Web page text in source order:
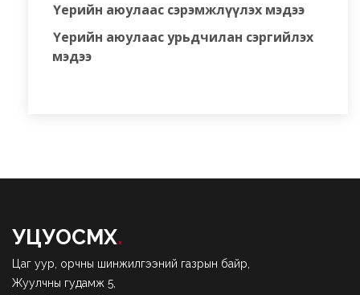
Үерийн аюулаас сэрэмжлүүлэх мэдээ
Үерийн аюулаас урьдчилан сэргийлэх
мэдээ
УЦУОСМХ.
Цаг уур, орчны шинжилгээний газрын байр,
Жуулчны гудамж 5,